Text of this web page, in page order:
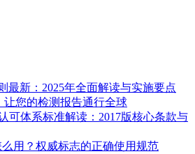
最新：2025年全面解读与实施要点
您的检测报告通行全球
可体系标准解读：2017版核心条款与
用？权威标志的正确使用规范